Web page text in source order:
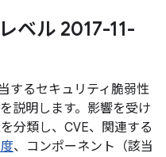
ベル 2017-11-
するセキュリティ脆弱性
説明します。影響を受け
分類し、CVE、関連する
、コンポーネント（該当